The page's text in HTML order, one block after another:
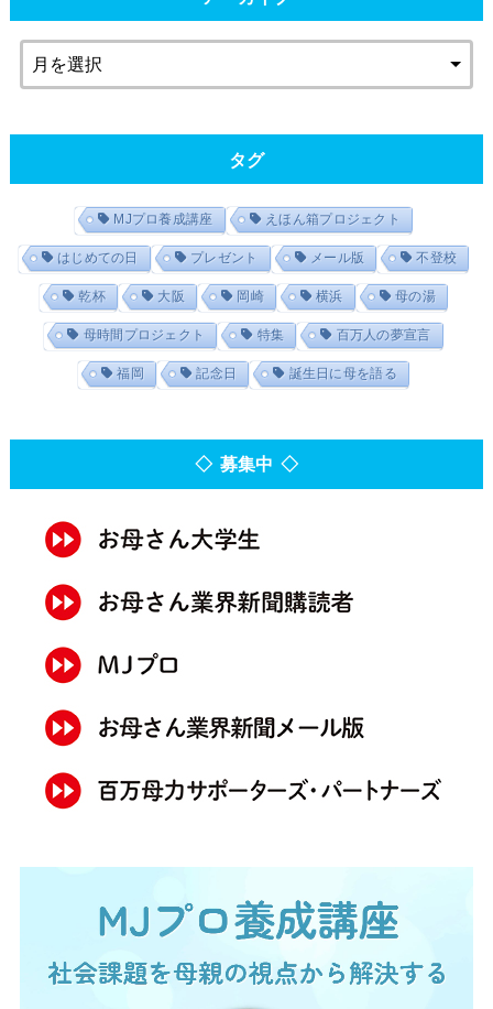
タグ
MJプロ養成講座 えほん箱プロジェクト
はじめての日 プレゼント メール版 不登校
乾杯 大阪 岡崎 横浜 母の湯
母時間プロジェクト 特集 百万人の夢宣言
福岡 記念日 誕生日に母を語る
◇ 募集中 ◇